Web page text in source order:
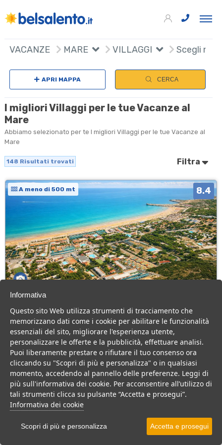
VACANZE MARE VILLAGGI Scegli
APRI MAPPA CERCA
I migliori Villaggi per le tue Vacanze al
Mare
Abbiamo selezionato per te I migliori Villaggi per le tue Vacanze al
Mare
148 Risultati trovati Filtra
A meno di 500 mt 8.4
Puglia > Gargano > Vieste
107 Camere
Villaggio a Vieste, con piscina e animazione, ideale per famiglie
con bambini.
Villaggio Hotel
VEDI SU MAPPA
+
Informativa
Questo sito Web utilizza strumenti di tracciamento che
memorizzano dati come i cookie per abilitare le funzionalità
essenziali del sito, migliorare l'esperienza utente,
personalizzare le offerte e la pubblicità, effettuare analisi.
Puoi liberamente prestare o rifiutare il tuo consenso ora
cliccando su "Scopri di più e personalizza" o in qualsiasi
momento, accedendo al pannello delle preferenze. Leggi di
più sull'informativa dei cookie. Per acconsentire all’utilizzo di
tali strumenti clicca su pulsante “Accetta e prosegui”.
Informativa dei cookie
Scopri di più e personalizza Accetta e prosegui